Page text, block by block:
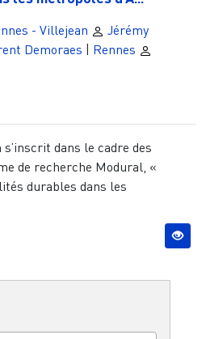
- Villejean
Jérémy
Demoraes | Rennes
dans le cadre des
de recherche Modural, «
durables dans les